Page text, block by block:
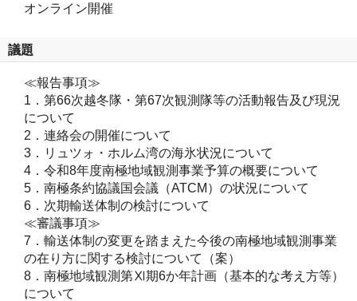
オンライン開催
議題
≪報告事項≫
1．第66次越冬隊・第67次観測隊等の活動報告及び現況
について
2．連絡会の開催について
3．リュツォ・ホルム湾の海氷状況について
4．令和8年度南極地域観測事業予算の概要について
5．南極条約協議国会議（ATCM）の状況について
6．次期輸送体制の検討について
≪審議事項≫
7．輸送体制の変更を踏まえた今後の南極地域観測事業
の在り方に関する検討について（案）
8．南極地域観測第Ⅺ期6か年計画（基本的な考え方等）
について